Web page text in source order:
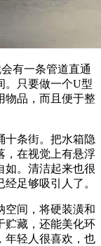
有一条管道直通
。只要做一个U型
物品，而且便于整
十条街。把水箱隐
，在视觉上有悬浮
如。清洁起来也很
足够吸引人了。
空间，将硬装潢和
贮藏，还能美化环
年轻人很喜欢，也